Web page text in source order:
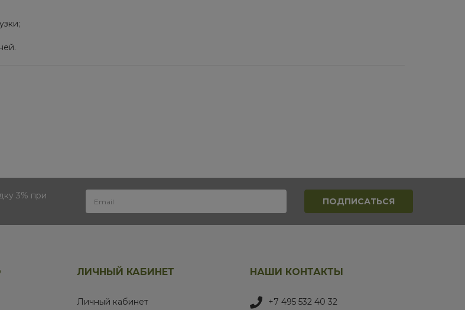
3% при
ЛИЧНЫЙ КАБИНЕТ
Личный кабинет
НАШИ КОНТАКТЫ
+7 495 532 40 32